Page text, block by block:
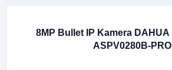
8MP Bullet IP Kamera DAHUA
ASPV0280B-PRO